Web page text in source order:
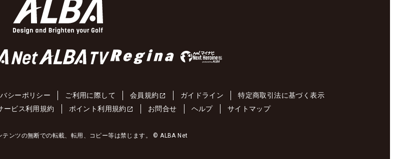
シーポリシー ご利用に際して 会員規約 ガイドライン
特定商取引法に基づく表示
ービス利用規約 ポイント利用規約 お問合せ ヘルプ サイトマップ
テンツの無断での転載、転用、コピー等は禁じます。 © ALBA Net